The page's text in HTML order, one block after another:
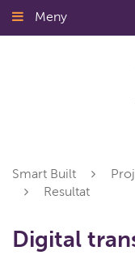
Gå
till
Meny
Smart Built
Resultat
Digital